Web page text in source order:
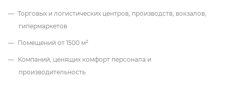
Торговых и логистических центров, производств, вокзалов,
гипермаркетов
Помещений от 1500 м²
Компаний, ценящих комфорт персонала и
производительность